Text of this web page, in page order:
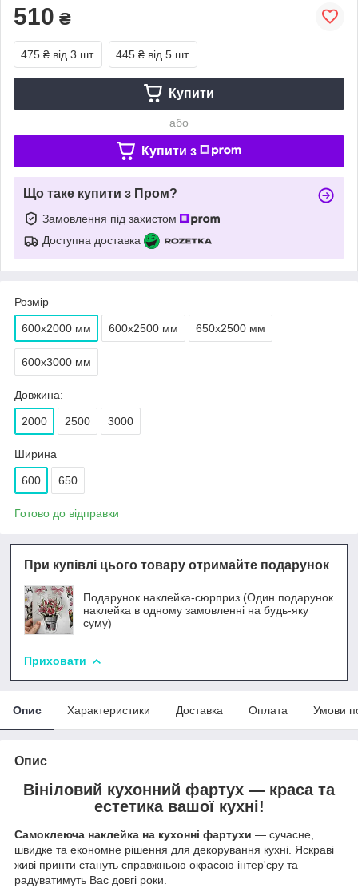
510 ₴
475 ₴ від 3 шт. 445 ₴ від 5 шт.
Купити
або
Купити з
Що таке купити з Пром?
Замовлення під захистом
Доступна доставка
Розмір
600х2000 мм 600х2500 мм 650х2500 мм
600х3000 мм
Довжина:
2000 2500 3000
Ширина
600 650
Готово до відправки
При купівлі цього товару отримайте подарунок
Подарунок наклейка-сюрприз (Один подарунок
наклейка в одному замовленні на будь-яку
суму)
Приховати
Опис Характеристики Доставка Оплата Умови
Опис
Вініловий кухонний фартух — краса та
естетика вашої кухні!
Самоклеюча наклейка на кухонні фартухи — сучасне,
швидке та економне рішення для декорування кухні. Яскраві
живі принти стануть справжньою окрасою інтер'єру та
радуватимуть Вас довгі роки.